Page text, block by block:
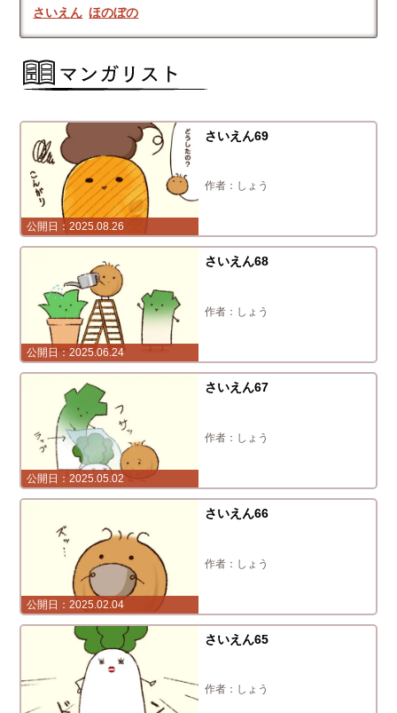
さいえん ほのぼの
2025.08.26
さいえん69
しょう
2025.06.24
さいえん68
しょう
2025.05.02
さいえん67
しょう
2025.02.04
さいえん66
しょう
さいえん65
しょう